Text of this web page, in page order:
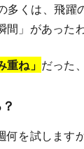
多くは、飛躍
」があった
重ね」 だった
何を試します